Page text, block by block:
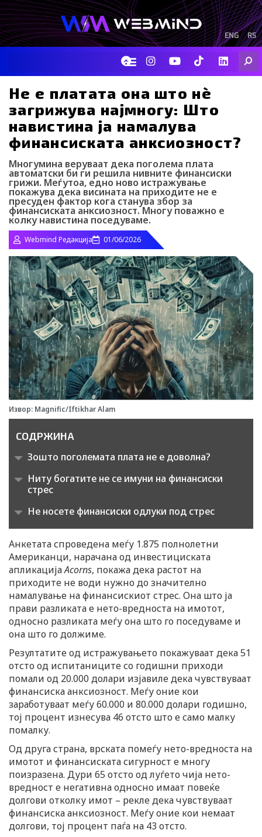
Skip
to
content
RS
ENG
F
a
c
b
o
o
k
I
n
s
a
g
r
a
m
Y
o
u
u
b
e
I
c
o
t
i
k
t
i
k
t
o
k
i
L
i
n
Не е платата она што нè
загрижува најмногу: Што
навистина ја намалува
финансиската анксиозност?
Многумина веруваат дека поголема плата
автоматски би ги решила нивните финансиски
грижи. Меѓутоа, едно ново истражување
покажува дека висината на приходите не е
пресуден фактор кога станува збор за
финансиската анксиозност. Многу поважно е
колку навистина поседуваме.
Webmind Редакција 01/06/2026
Извор: Magnific/Iftikhar Alam
СОДРЖИНА
Зошто поголемата плата не е доволна?
Ниту богатите не се имуни на финансиски
стрес
Не носете финансиски одлуки под стрес
Анкетата спроведена меѓу 1.875 полнолетни
Американци, нарачана од инвестициската
апликацијаAcorns, покажа дека растот на
приходите не води нужно до значително
намалување на финансискиот стрес. Она што ја
прави разликата е нето-вредноста на имотот,
односно разликата меѓу она што го поседуваме и
она што го должиме.
Резултатите од истражувањето покажуваат дека 51
отсто од испитаниците со годишни приходи
помали од 20.000 долари изјавиле дека чувствуваат
финансиска анксиозност. Меѓу оние кои
заработуваат меѓу 60.000 и 80.000 долари годишно,
тој процент изнесува 46 отсто што е само малку
помалку.
Од друга страна, врската помеѓу нето-вредноста на
имотот и финансиската сигурност е многу
поизразена. Дури 65 отсто од луѓето чија нето-
вредност е негативна односно имаат повеќе
долгови отколку имот – рекле дека чувствуваат
финансиска анксиозност. Меѓу оние кои немаат
долгови, тој процент паѓа на 43 отсто.